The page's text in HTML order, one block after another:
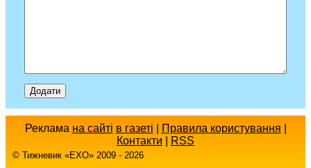
Реклама на сайті в газеті Правила користування
Контакти
RSS
© Тижневик «EХO» 2009 - 2026